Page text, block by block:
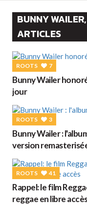
BUNNY
ARTICLES
ROOTS 7
Bunny Wailer
jour
ROOTS 3
Bunny Wailer :
version
ROOTS 41
Rappel: le film
reggae en libre